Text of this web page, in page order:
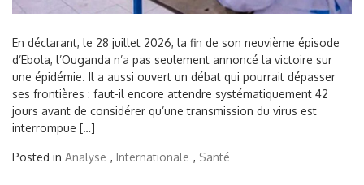
En déclarant, le 28 juillet 2026, la fin de son neuvième épisode
d’Ebola, l’Ouganda n’a pas seulement annoncé la victoire sur
une épidémie. Il a aussi ouvert un débat qui pourrait dépasser
ses frontières : faut-il encore attendre systématiquement 42
jours avant de considérer qu’une transmission du virus est
interrompue […]
Posted in Analyse , Internationale , Santé